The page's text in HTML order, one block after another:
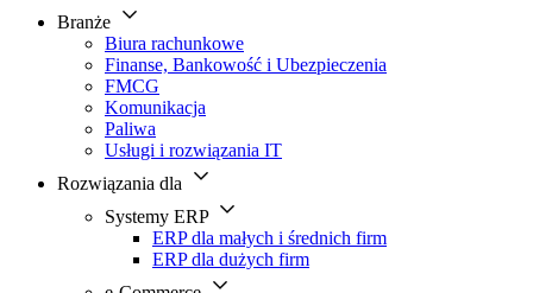
Branże
Biura rachunkowe
Finanse, Bankowość i Ubezpieczenia
FMCG
Komunikacja
Paliwa
Usługi i rozwiązania IT
Rozwiązania dla
Systemy ERP
ERP dla małych i średnich firm
ERP dla dużych firm